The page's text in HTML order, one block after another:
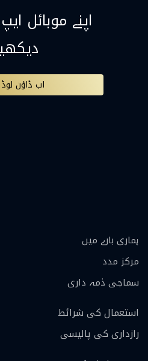
اپنے موبائل
اب ڈاؤن
ہماری بارے ميں
مرکز مدد
سماجی ذمہ داری
استعمال کی شرائط
رازداری کی پالیسی